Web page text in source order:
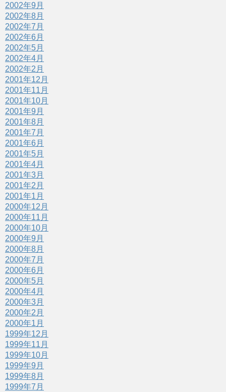
2002年9月
2002年8月
2002年7月
2002年6月
2002年5月
2002年4月
2002年2月
2001年12月
2001年11月
2001年10月
2001年9月
2001年8月
2001年7月
2001年6月
2001年5月
2001年4月
2001年3月
2001年2月
2001年1月
2000年12月
2000年11月
2000年10月
2000年9月
2000年8月
2000年7月
2000年6月
2000年5月
2000年4月
2000年3月
2000年2月
2000年1月
1999年12月
1999年11月
1999年10月
1999年9月
1999年8月
1999年7月